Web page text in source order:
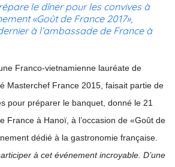
le dîner pour les convives à
«Goût de France 2017»,
à l’ambassade de France à
Franco-vietnamienne lauréate de
Masterchef France 2015, faisait partie de
pour préparer le banquet, donné le 21
France à Hanoï, à l’occasion de «Goût de
dédié à la gastronomie française.
à cet événement incroyable. D’une